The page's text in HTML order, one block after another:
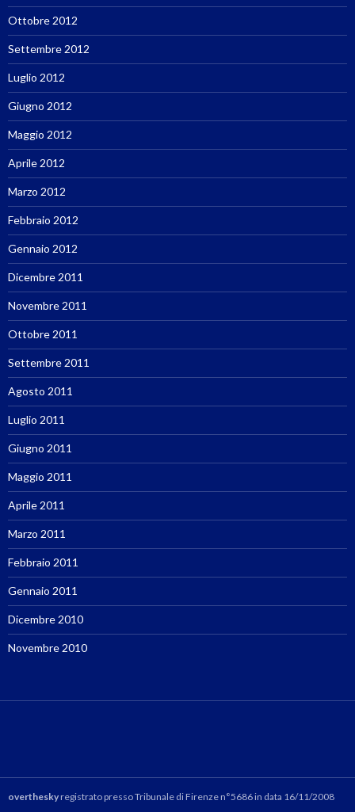
Ottobre 2012
Settembre 2012
Luglio 2012
Giugno 2012
Maggio 2012
Aprile 2012
Marzo 2012
Febbraio 2012
Gennaio 2012
Dicembre 2011
Novembre 2011
Ottobre 2011
Settembre 2011
Agosto 2011
Luglio 2011
Giugno 2011
Maggio 2011
Aprile 2011
Marzo 2011
Febbraio 2011
Gennaio 2011
Dicembre 2010
Novembre 2010
overtheskyregistrato presso Tribunale di Firenze n°5686 in data 16/11/2008